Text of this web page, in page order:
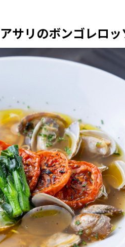
リのボンゴレロッ